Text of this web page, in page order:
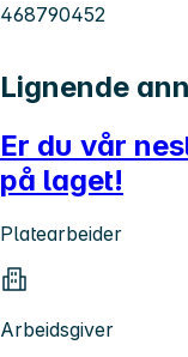
468790452
Lignende
Er du vår
på laget!
Platearbeider
Arbeidsgiver